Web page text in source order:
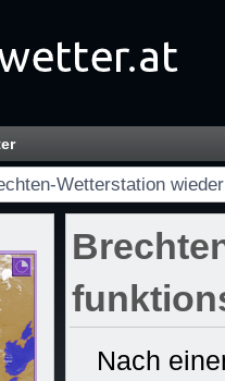
voll
Wetterstation
Nach